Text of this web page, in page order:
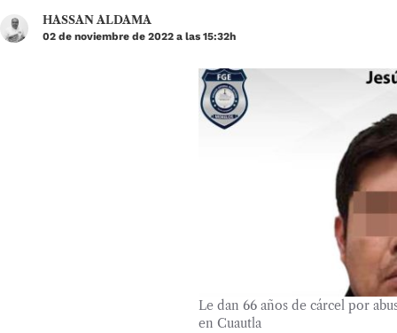
HASSAN ALDAMA
02 de noviembre de 2022 a las 15:32h
Le dan 66 años de cárcel por
en Cuautla